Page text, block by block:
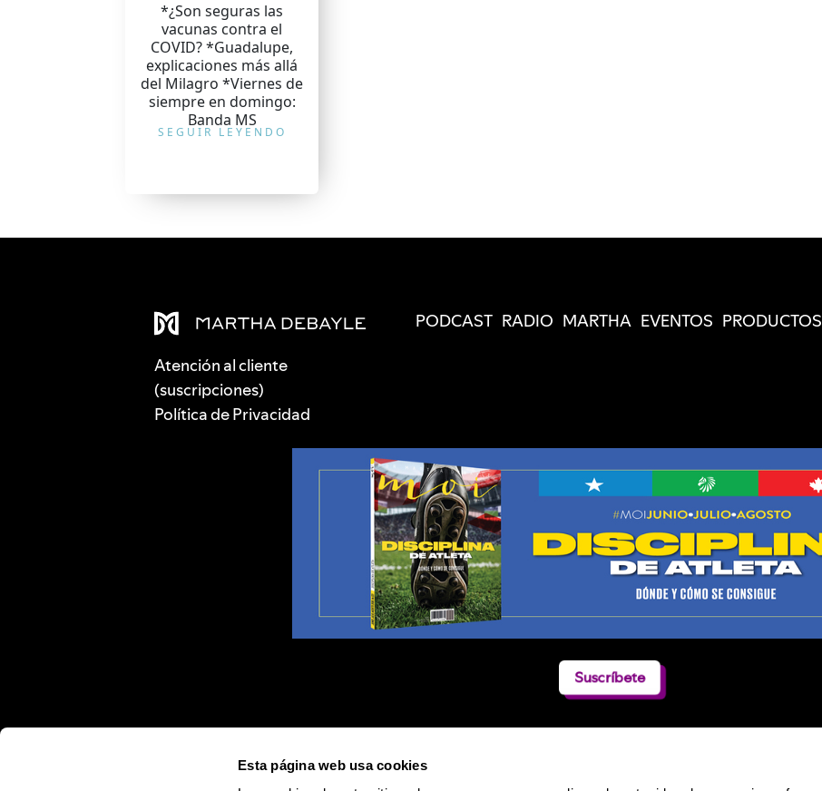
Esta página web usa cookies
*¿Son seguras las
vacunas contra el
COVID? *Guadalupe,
explicaciones más allá
del Milagro *Viernes de
siempre en domingo:
Banda MS
SEGUIR LEYENDO
Atención al cliente
(suscripciones)
Política de Privacidad
PODCAST RADIO MARTHA EVENTOS PRODUCTOS
Suscríbete